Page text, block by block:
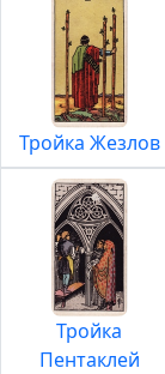
Тройка Жезлов
Тройка
Пентаклей